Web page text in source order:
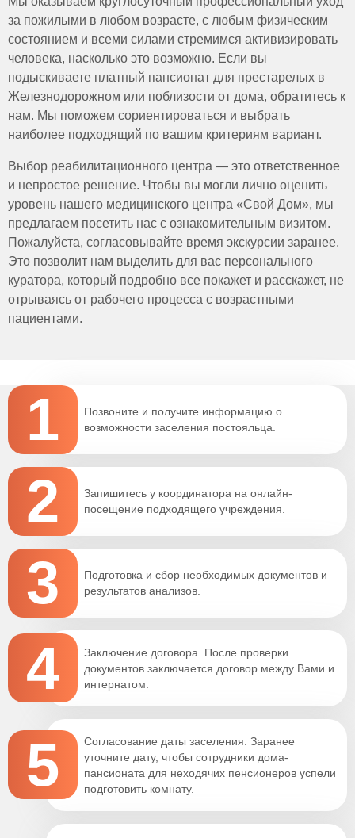
Помощь в кормлении, организация зондового
питания, составление индивидуального рациона.
Контроль состояния здоровья, введение лекарств,
перевязки, уход за катетерами и трахеостомами.
Общение, создание комфортной атмосферы,
Легкий массаж, пассивная гимнастика для
улучшения кровообращения.
процедур.
Кровати оснащены механическими или
электрическими приводами для изменения высоты
и наклона, что облегчает кормление, уход и
комфорт пациента.
Матрасы с воздушным или гелевым наполнением
равномерно распределяют нагрузку,
предотвращая пролежни. Простыни натягиваются
без складок для снижения риска раздражений.
Гигиеничные, легко дезинфицируемые
поверхности. Клеенки исключаются из-за риска
мацерации кожи.
Боковые ограждения для безопасности, поручни и
подъемники для удобства, колеса с фиксацией для
перемещения.
Кровать устанавливается с учетом удобного
доступа, а в изголовье размещается освещение
для комфорта пациента.
Основные методы борьбы с пролежнями:
часа, чтобы снизить давление на одни и те же
участки кожи.
Применяются динамические и статические
противопролежневые матрасы, которые
равномерно распределяют нагрузку и стимулируют
кровообращение.
раствором с добавлением увлажняющего лосьона.
Мгновенная замена мокрого или загрязненного
белья.
Легкий массаж покрасневших участков для
улучшения микроциркуляции.
покраснений, уплотнений или ран.
Простыни натягиваются без складок, швы белья не
должны соприкасаться с участками давления.
Учитываем состояние пациента, его подвижность,
за пожилыми в любом возрасте, с любым физическим
состоянием и всеми силами стремимся активизировать
человека, насколько это возможно. Если вы
подыскиваете платный пансионат для престарелых в
Железнодорожном или поблизости от дома, обратитесь к
нам. Мы поможем сориентироваться и выбрать
наиболее подходящий по вашим критериям вариант.
Выбор реабилитационного центра — это ответственное
и непростое решение. Чтобы вы могли лично оценить
уровень нашего медицинского центра «Свой Дом», мы
предлагаем посетить нас с ознакомительным визитом.
Пожалуйста, согласовывайте время экскурсии заранее.
Это позволит нам выделить для вас персонального
куратора, который подробно все покажет и расскажет, не
отрываясь от рабочего процесса с возрастными
пациентами.
1
Позвоните и получите информацию о
возможности заселения постояльца.
2
Запишитесь у координатора на онлайн-
посещение подходящего учреждения.
3
Подготовка и сбор необходимых документов и
результатов анализов.
4
Заключение договора. После проверки
документов заключается договор между Вами и
интернатом.
5
Согласование даты заселения. Заранее
уточните дату, чтобы сотрудники дома-
пансионата для неходячих пенсионеров успели
подготовить комнату.